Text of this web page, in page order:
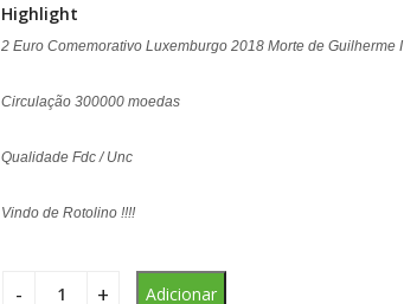
Highlight
2 Euro Comemorativo Luxemburgo 2018 Morte de Guilherme I
Circulação 300000 moedas
Qualidade Fdc / Unc
Vindo de Rotolino !!!!
Adicionar